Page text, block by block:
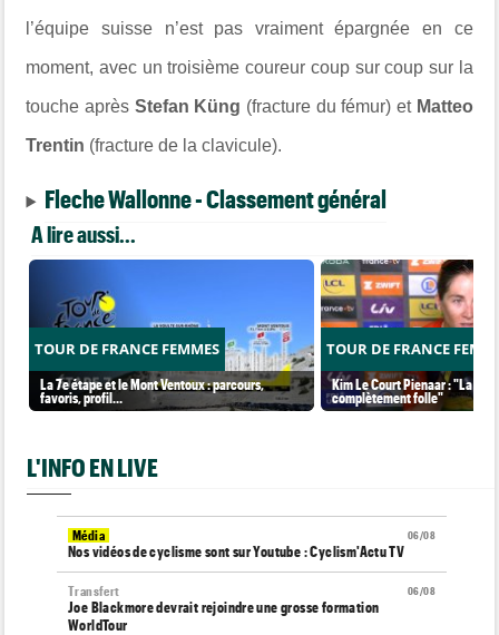
l’équipe suisse n’est pas vraiment épargnée en ce
moment, avec un troisième coureur coup sur coup sur la
touche après Stefan Küng (fracture du fémur) et Matteo
Trentin (fracture de la clavicule).
Fleche Wallonne - Classement général
A lire aussi...
TOUR DE FRANCE FEMMES
La 7e étape et le Mont Ventoux : parcours,
favoris, profil…
TOUR DE FRANCE
Kim Le Court Pienaar : "La
complètement folle"
L'INFO EN LIVE
06/08
Média
Nos vidéos de cyclisme sont sur Youtube : Cyclism'Actu TV
06/08
Transfert
Joe Blackmore devrait rejoindre une grosse formation
WorldTour